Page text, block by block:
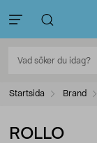
Startsida Brand
ROLLO